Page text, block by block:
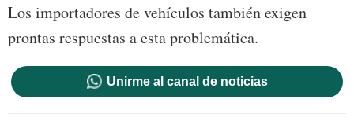
Los importadores de vehículos también exigen
prontas respuestas a esta problemática.
Unirme al canal de noticias